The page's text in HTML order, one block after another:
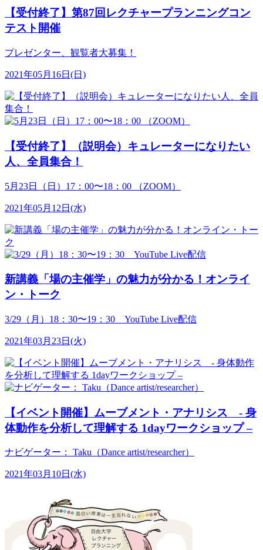
【受付終了】第87回レクチャープランニングコン
テスト開催
プレゼンター、観覧者大募集！
2021年05月16日(日)
【受付終了】（説明会）キュレーターになりたい
人、全員集合！
5月23日（日）17：00〜18：00 （ZOOM）
2021年05月12日(水)
新講義「場の主催学」の魅力が分かる！オンライ
ン・トーク
3/29（月）18：30〜19：30 YouTube Live配信
2021年03月23日(火)
【イベント開催】ムーブメント・アナリシス - 身
体動作を分析して理解する 1dayワークショップ –
ナビゲーター： Taku（Dance artist/researcher）
2021年03月10日(水)